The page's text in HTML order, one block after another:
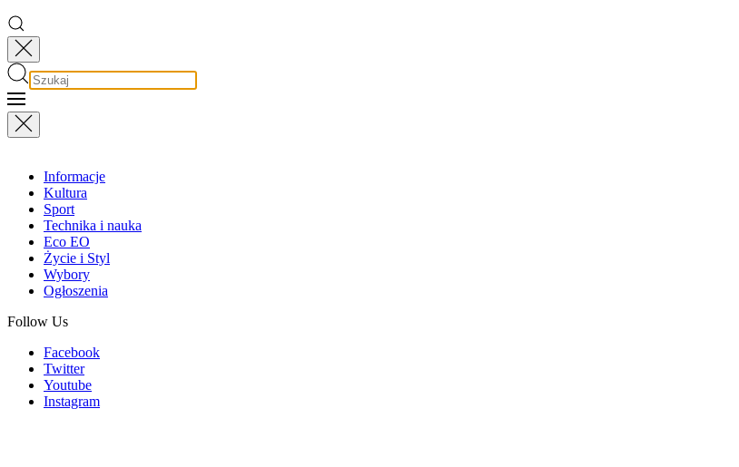
Informacje
Kultura
Sport
Technika i nauka
Eco EO
Życie i Styl
Wybory
Ogłoszenia
Follow Us
Facebook
Twitter
Youtube
Instagram